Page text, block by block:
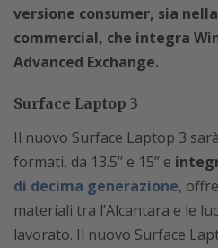
versione consumer, sia
commercial, che integra
Advanced Exchange.
Surface Laptop 3
Il nuovo Surface Laptop 3
formati, da 13.5’’ e 15’’ e
di decima generazione,
materiali tra l’Alcantara e le
lavorato. Il nuovo Surface